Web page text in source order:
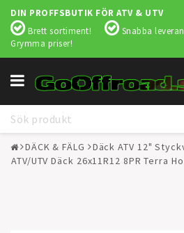
DIN PROFFSBUTIK FÖR ATV & UTV
Brett sortiment!
Snabba
Grymma priser!
Toggle
navigation
DÄCK & FÄLG Däck ATV 12"
ATV/UTV Däck 26x11R12 8PR Terra